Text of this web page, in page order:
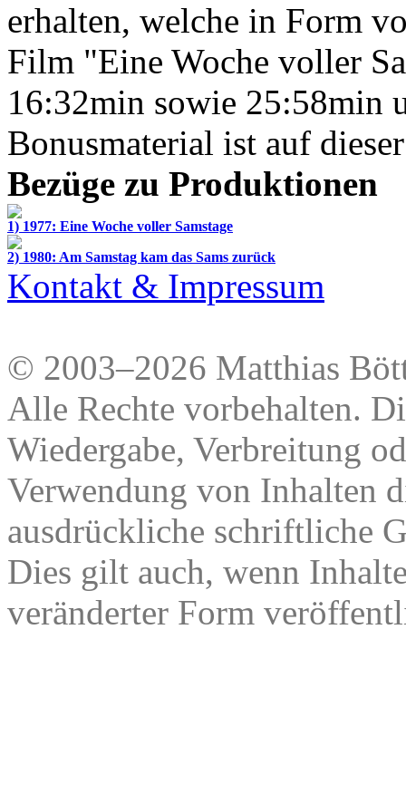
erhalten, welche in Form
Film "Eine Woche voller
16:32min sowie 25:58min
Bonusmaterial ist auf
Bezüge zu Produktionen
1) 1977: Eine Woche voller Samstage
2) 1980: Am Samstag kam das Sams zurück
Kontakt & Impressum
© 2003–2026 Matthias
Alle Rechte vorbehalten.
Wiedergabe, Verbreitung
Verwendung von Inhalten
ausdrückliche schriftliche
Dies gilt auch, wenn
veränderter Form